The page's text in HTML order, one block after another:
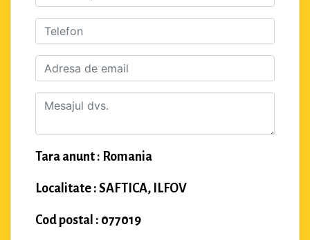
Tara anunt : Romania
Localitate : SAFTICA, ILFOV
Cod postal : 077019